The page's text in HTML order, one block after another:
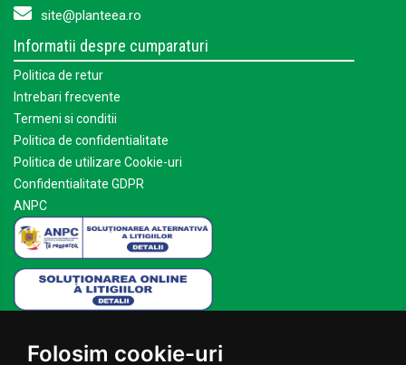
Folosim cookie-uri
site@planteea.ro
Informatii despre cumparaturi
Politica de retur
Intrebari frecvente
Termeni si conditii
Politica de confidentialitate
Politica de utilizare Cookie-uri
Confidentialitate GDPR
ANPC
Acasa